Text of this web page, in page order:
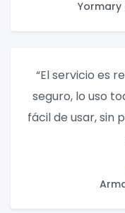
Yormary
“El servicio es
seguro, lo uso
fácil de usar, sin